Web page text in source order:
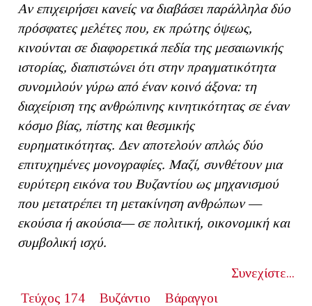
Αν επιχειρήσει κανείς να διαβάσει παράλληλα δύο
πρόσφατες μελέτες που, εκ πρώτης όψεως,
κινούνται σε διαφορετικά πεδία της μεσαιωνικής
ιστορίας, διαπιστώνει ότι στην πραγματικότητα
συνομιλούν γύρω από έναν κοινό άξονα: τη
διαχείριση της ανθρώπινης κινητικότητας σε έναν
κόσμο βίας, πίστης και θεσμικής
ευρηματικότητας. Δεν αποτελούν απλώς δύο
επιτυχημένες μονογραφίες. Μαζί, συνθέτουν μια
ευρύτερη εικόνα του Βυζαντίου ως μηχανισμού
που μετατρέπει τη μετακίνηση ανθρώπων —
εκούσια ή ακούσια— σε πολιτική, οικονομική και
συμβολική ισχύ.
Συνεχίστε...
Τεύχος 174
Βυζάντιο Βάραγγοι